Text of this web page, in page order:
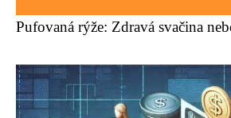
Pufovaná rýže: Zdravá svačina